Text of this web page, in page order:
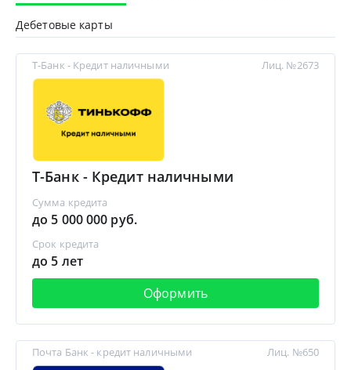
Дебетовые карты
Т-Банк - Кредит наличными
Т-Банк - Кредит наличными
Сумма кредита
до 5 000 000 руб.
Срок кредита
до 5 лет
Оформить
Лиц. №2673
Почта Банк - кредит наличными Лиц. №650